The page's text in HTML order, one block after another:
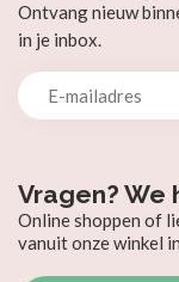
Vragen? We
Online shoppen of
vanuit onze winkel
Ontvang nieuw
in je inbox.